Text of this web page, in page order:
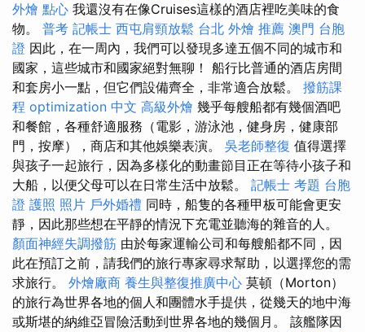
外燴 點心 我還沒有在像Cruises這樣的酒店裡吃美味的食
物。 普考 記帳士 西屯肩頸放鬆 台北 外燴 推薦 澳門 台胞
證 因此，在一周內，我們可以發現多達五個不同的城市和
國家，這些城市和國家絕對無聊！ 船行比普通的酒店房間
和套房小一點，但它們設備齊全，非常適合放鬆。 撥筋課
程 optimization 中文 高級外燴 幾乎每艘船都有幾個酒吧
和餐館，各種舒適服務（電影，游泳池，健身房，健康部
門，按摩），商店和其他娛樂表演。 吳老師整復 值得選擇
與孩子一起旅行，因為多樣化的動畫節目正在等待小孩子和
大船，以便父母可以在日常生活中放鬆。 記帳士 考題 台胞
證 護照 照片 戶外婚禮 同時，船隻的各種甲板可能會更安
靜，因此那些想在平靜的情況下充電並聽海的雜音的人。
顏面神經失調撥筋 由於每家運輸公司和每艘船都不同，因
此在預訂之前，請我們的旅行專家尋求幫助，以選擇您的需
求旅行。 外燴廠商 養生與整復推廣中心 莫頓（Morton）
的旅行為世界各地的個人和團體水手提供，從幾天的地中海
或斯堪的納維亞冒險活動到世界各地的幾個月。 該艦隊因